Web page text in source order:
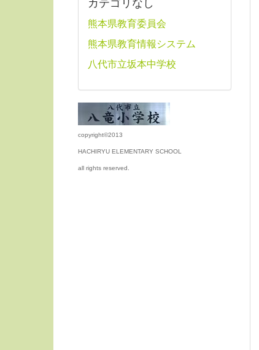
カテゴリなし
熊本県教育委員会
熊本県教育情報システム
八代市立坂本中学校
copyright©2013
HACHIRYU ELEMENTARY SCHOOL
all rights reserved.